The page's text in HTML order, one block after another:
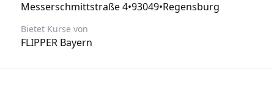
Messerschmittstraße 4•93049•Regensburg
Bietet Kurse von
FLIPPER Bayern